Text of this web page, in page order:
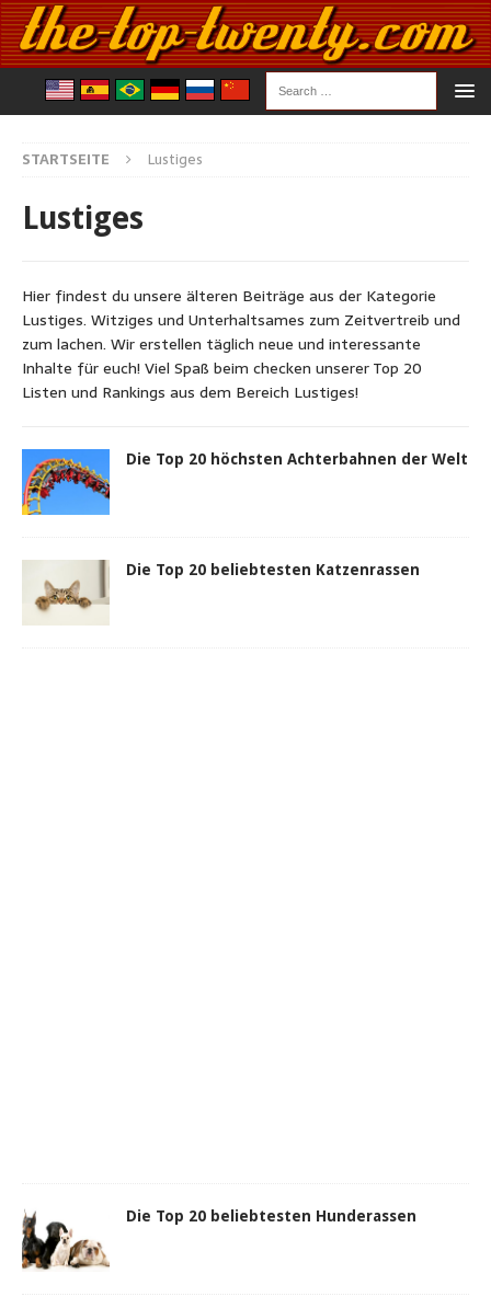
STARTSEITE Lustiges
Lustiges
Hier findest du unsere älteren Beiträge aus der Kategorie
Lustiges. Witziges und Unterhaltsames zum Zeitvertreib und
zum lachen. Wir erstellen täglich neue und interessante
Inhalte für euch! Viel Spaß beim checken unserer Top 20
Listen und Rankings aus dem Bereich Lustiges!
Die Top 20 höchsten Achterbahnen der Welt
Die Top 20 beliebtesten Katzenrassen
Die Top 20 beliebtesten Hunderassen